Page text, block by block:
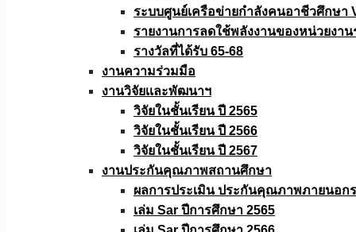
ระบบศูนย์เครือข่ายกำลังคนอาชีวศึกษา
รายงานการลดใช้พลังงานของหน่วยงา
รางวัลที่ได้รับ 65-68
งานความร่วมมือ
งานวิจัยเเละพัฒนาฯ
วิจัยในชั้นเรียน ปี 2565
วิจัยในชั้นเรียน ปี 2566
วิจัยในชั้นเรียน ปี 2567
งานประกันคุณภาพสถานศึกษา
ผลการประเมิน ประกันคุณภาพภายนอก
เล่ม Sar ปีการศึกษา 2565